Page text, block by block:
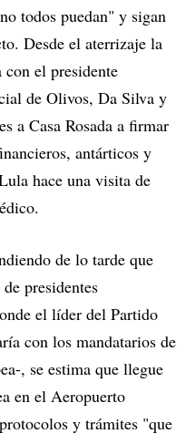
todos puedan" y sigan
Desde el aterrizaje la
el presidente
de Olivos, Da Silva y
a Casa Rosada a firmar
antárticos y
hace una visita de
de lo tarde que
presidentes
el líder del Partido
con los mandatarios de
, se estima que llegue
en el Aeropuerto
y trámites "que